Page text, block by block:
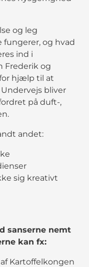
og leg
fungerer, og hvad
ind i
Frederik og
hjælp til at
bliver
på duft-,
andet:
sig kreativt
sanserne nemt
kan fx:
Kartoffelkongen